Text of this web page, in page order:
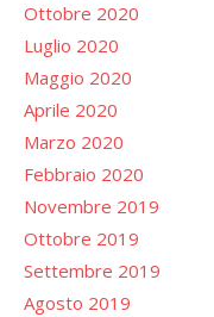
Ottobre 2020
Luglio 2020
Maggio 2020
Aprile 2020
Marzo 2020
Febbraio 2020
Novembre 2019
Ottobre 2019
Settembre 2019
Agosto 2019